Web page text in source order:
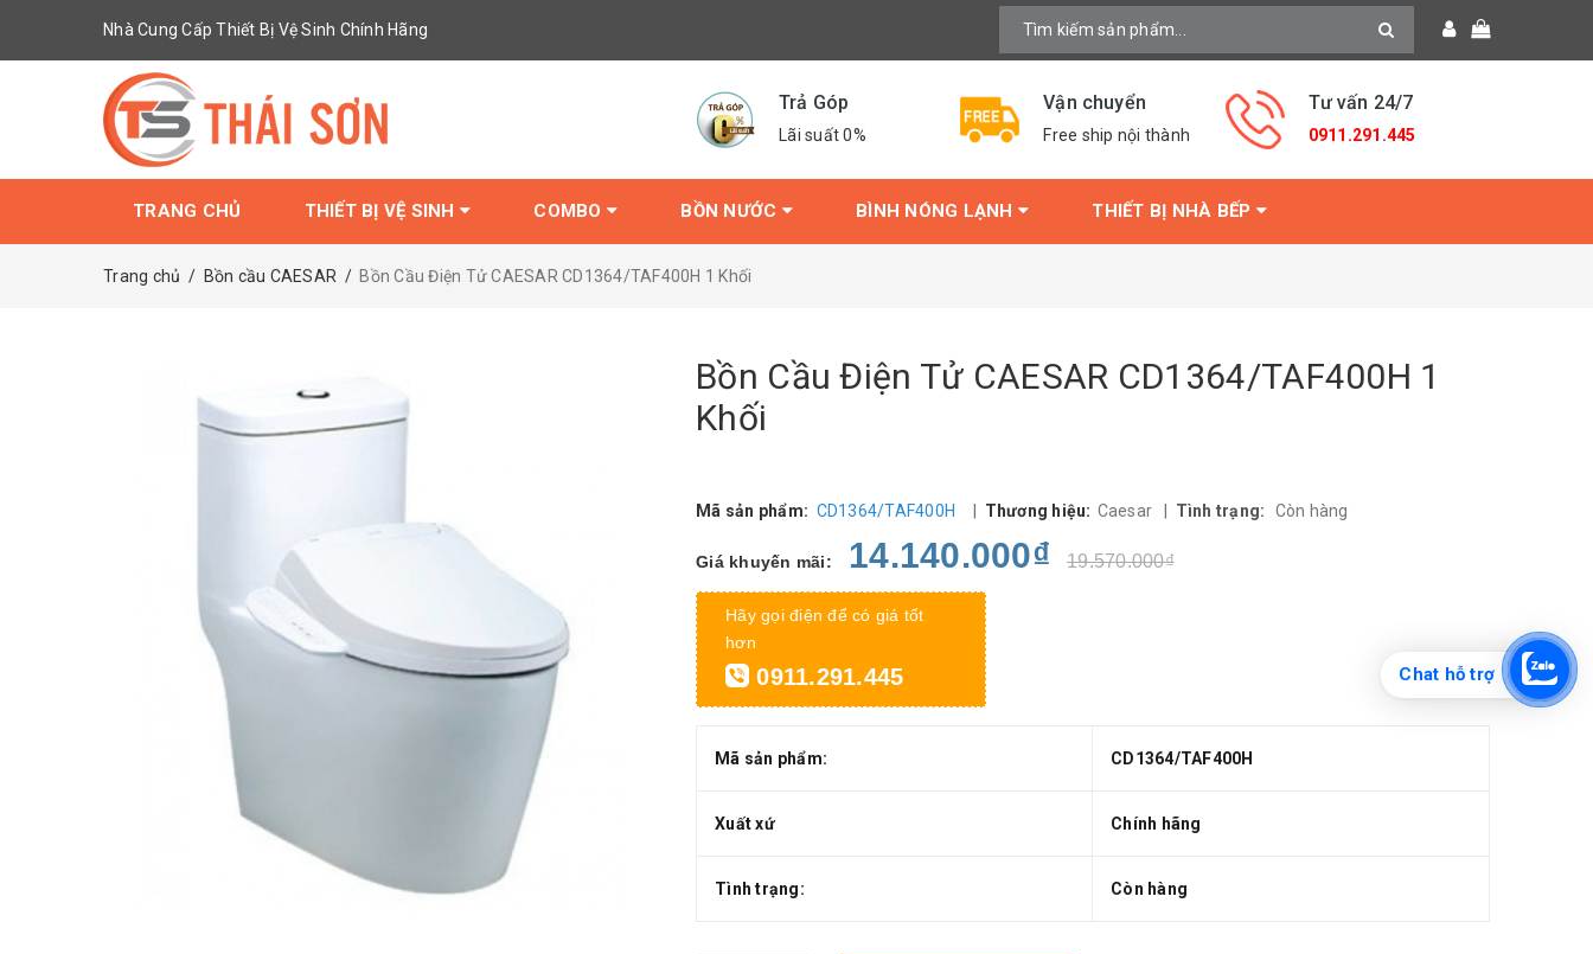
Nhà Cung Cấp Thiết Bị Vệ Sinh Chính Hãng
Trả Góp
Lãi suất 0%
Vận chuyển
Free ship nội thành
Tư vấn 24/7
0911.291.445
TRANG CHỦ THIẾT BỊ VỆ SINH COMBO BỒN NƯỚC BÌNH NÓNG LẠNH THIẾT BỊ NHÀ BẾP
Trang chủ / Bồn cầu CAESAR / Bồn Cầu Điện Tử CAESAR CD1364/TAF400H 1 Khối
Bồn Cầu Điện Tử CAESAR CD1364/TAF400H 1
Khối
Mã sản phẩm: CD1364/TAF400H Thương hiệu: Caesar Tình trạng: Còn hàng
Giá khuyến mãi: 14.140.000₫ 19.570.000₫
Hãy gọi điện để có giá tốt
hơn
0911.291.445
Mã sản phẩm: CD1364/TAF400H
Xuất xứ Chính hãng
Tình trạng: Còn hàng
Chat hỗ trợ